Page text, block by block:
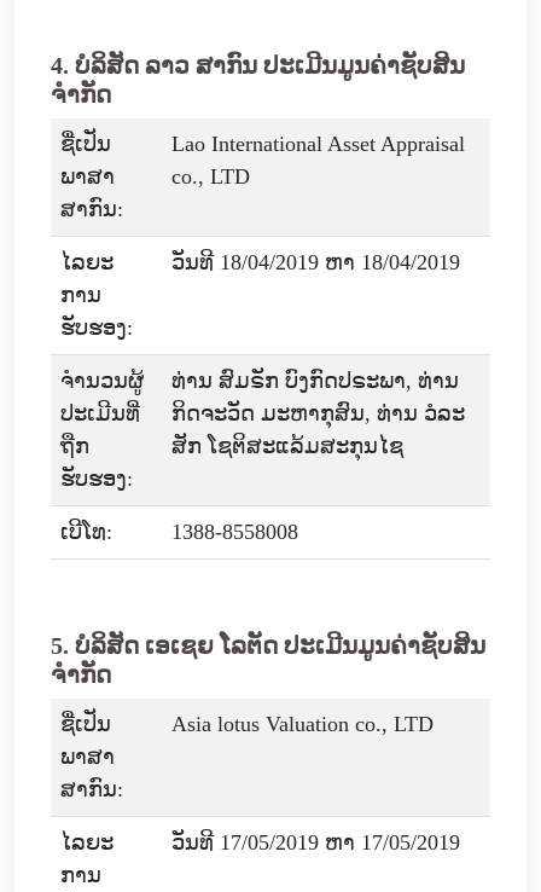
4. ບໍລິສັດ ລາວ ສາກົນ ປະເມີນມູນຄ່າຊັບສິນ
ຈຳກັດ
ຊື່ເປັນ
ພາສາ
ສາກົນ:
Lao International Asset Appraisal
co., LTD
ໄລຍະ
ການ
ຮັບຮອງ:
ວັນທີ 18/04/2019 ຫາ 18/04/2019
ຈໍານວນຜູ້
ປະເມີນທີ່
ຖືກ
ຮັບຮອງ:
ທ່ານ ສົມຣັກ ບົງກົດປຣະພາ, ທ່ານ
ກິດຈະວັດ ມະຫາກຸສົນ, ທ່ານ ວໍລະ
ສັກ ໂຊຕິສະແລ້ມສະກຸນໄຊ
ເບີໂທ: 1388-8558008
5. ບໍລິສັດ ເອເຊຍ ໂລຕັດ ປະເມີນມູນຄ່າຊັບສິນ
ຈຳກັດ
ຊື່ເປັນ
ພາສາ
ສາກົນ:
Asia lotus Valuation co., LTD
ໄລຍະ
ການ
ວັນທີ 17/05/2019 ຫາ 17/05/2019